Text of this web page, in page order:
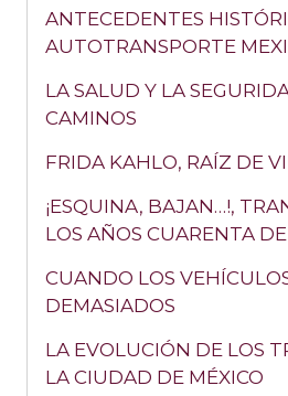
ANTECEDENTES
AUTOTRANSPORTE
LA SALUD Y LA
CAMINOS
FRIDA KAHLO, RAÍZ DE
¡ESQUINA, BAJAN…!,
LOS AÑOS CUARENTA
CUANDO LOS
DEMASIADOS
LA EVOLUCIÓN DE LOS
LA CIUDAD DE MÉXICO